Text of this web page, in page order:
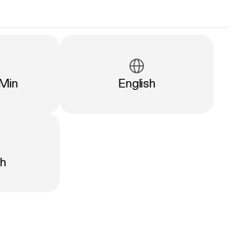
Sprache
English